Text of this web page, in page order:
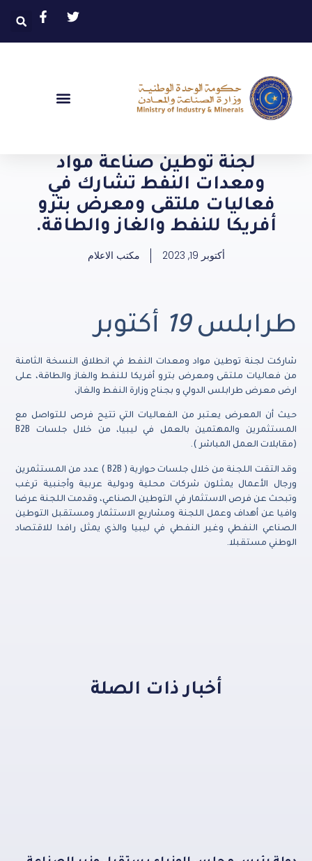
لجنة توطين صناعة مواد
ومعدات النفط تشارك في
فعاليات ملتقى ومعرض بترو
أفريكا للنفط والغاز والطاقة.
أكتوبر 19, 2023 مكتب الاعلام
طرابلس 19 أكتوبر
شاركت لجنة توطين مواد ومعدات النفط في انطلاق النسخة الثامنة
من فعاليات ملتقى ومعرض بترو أفريكا للنفط والغاز والطاقة، على
ارض معرض طرابلس الدولي و بجناح وزارة النفط والغاز،
حيث أن المعرض يعتبر من الفعاليات التي تتيح فرص للتواصل مع
المستثمرين والمهتمين بالعمل في ليبيا، من خلال جلسات B2B
(مقابلات العمل المباشر ).
وقد التقت اللجنة من خلال جلسات حوارية ( B2B ) عدد من المستثمرين
ورجال الأعمال يمثلون شركات محلية ودولية عربية وأجنبية ترغب
وتبحث عن فرص الاستثمار في التوطين الصناعي، وقدمت اللجنة عرضا
وافيا عن أهداف وعمل اللجنة ومشاريع الاستثمار ومستقبل التوطين
الصناعي النفطي وغير النفطي في ليبيا والذي يمثل رافدا للاقتصاد
الوطني مستقبلا.
أخبار ذات الصلة